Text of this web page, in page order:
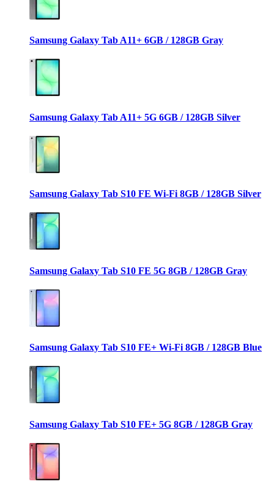
Samsung Galaxy Tab A11+ 6GB / 128GB Gray
Samsung Galaxy Tab A11+ 5G 6GB / 128GB Silver
Samsung Galaxy Tab S10 FE Wi-Fi 8GB / 128GB Silver
Samsung Galaxy Tab S10 FE 5G 8GB / 128GB Gray
Samsung Galaxy Tab S10 FE+ Wi-Fi 8GB / 128GB Blue
Samsung Galaxy Tab S10 FE+ 5G 8GB / 128GB Gray